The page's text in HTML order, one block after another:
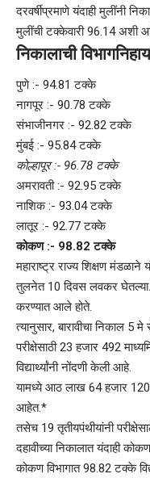
दरवर्षीप्रमाणे यंदाही मुलींनी
मुलींची टक्केवारी 96.14 अशी
निकालाची
पुणे :- 94.81 टक्के
नागपूर :- 90.78 टक्के
संभाजीनगर :- 92.82 टक्के
मुंबई :- 95.84 टक्के
कोल्हापूर :- 96.78 टक्के
अमरावती :- 92.95 टक्के
नाशिक :- 93.04 टक्के
लातूर :- 92.77 टक्के
कोकण :- 98.82 टक्के
महाराष्ट्र राज्य शिक्षण मंडळाने
तुलनेत 10 दिवस लवकर घेतल्या.
करण्यात आले होते.
त्यानुसार, बारावीचा निकाल 5 मे
परीक्षेसाठी 23 हजार 492
विद्यार्थ्यांनी नोंदणी केली आहे.
यामध्ये आठ लाख 64 हजार
आहेत.*
तसेच 19 तृतीयपंथीयांनी
दहावीच्या निकालात यंदाही
कोकण विभागात 98.82 टक्के